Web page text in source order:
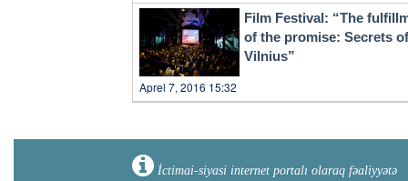
Film Festival: “The
of the promise: Secrets of
Vilnius”
Aprel 7, 2016 15:32
İctimai-siyasi internet portalı olaraq fəaliyyətə